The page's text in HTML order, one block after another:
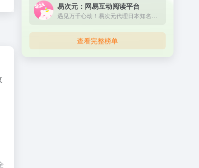
易次元：网易互动阅读平台
查看完整榜单